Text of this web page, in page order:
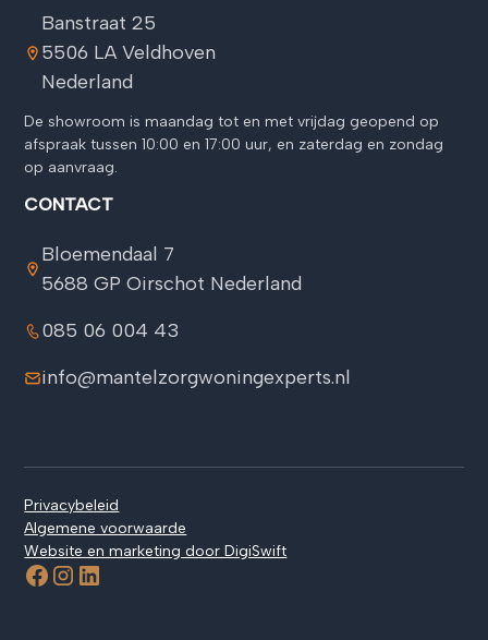
Banstraat 25
5506 LA Veldhoven
Nederland
⁠De showroom is maandag tot en met vrijdag geopend op
afspraak tussen 10:00 en 17:00 uur, en zaterdag en zondag
op aanvraag.
CONTACT
Bloemendaal 7
5688 GP Oirschot Nederland
085 06 004 43
info@mantelzorgwoningexperts.nl
Privacybeleid
Algemene voorwaarde
Website en marketing door DigiSwift